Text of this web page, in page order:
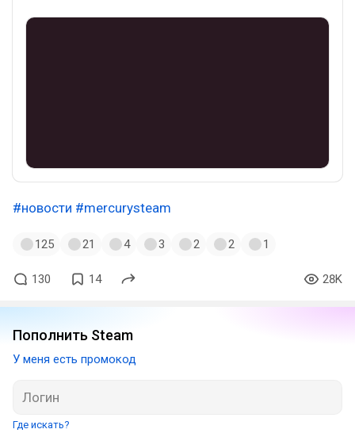
#новости #mercurysteam
125 21 4 3 2 2 1
130 14 28K
Пополнить Steam
У меня есть промокод
Где искать?